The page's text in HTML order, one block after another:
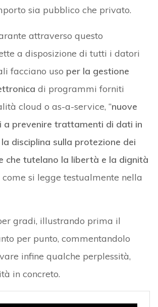
sia pubblico che privato.
attraverso questo
a disposizione di tutti i datori
facciano uso per la gestione
di programmi forniti
cloud o as-a-service, “nuove
a prevenire trattamenti di dati in
disciplina sulla protezione dei
che tutelano la libertà e la dignità
come si legge testualmente nella
gradi, illustrando prima il
per punto, commentandolo
infine qualche perplessità,
in concreto.